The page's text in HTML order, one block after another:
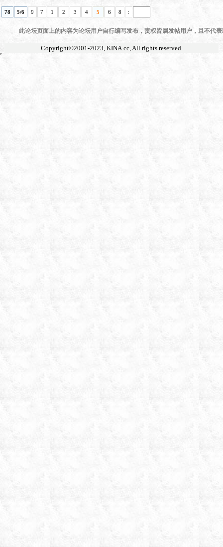
78 5/6 9 7 1 2 3 4 5 6 8 :
此论坛页面上的内容为论坛用户自行编写发布，责权皆属发帖用户，且不代
Copyright©2001-2023, KINA.cc, All rights reserved.